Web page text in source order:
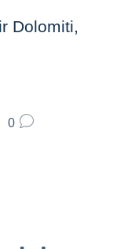
Dolomiti,
0